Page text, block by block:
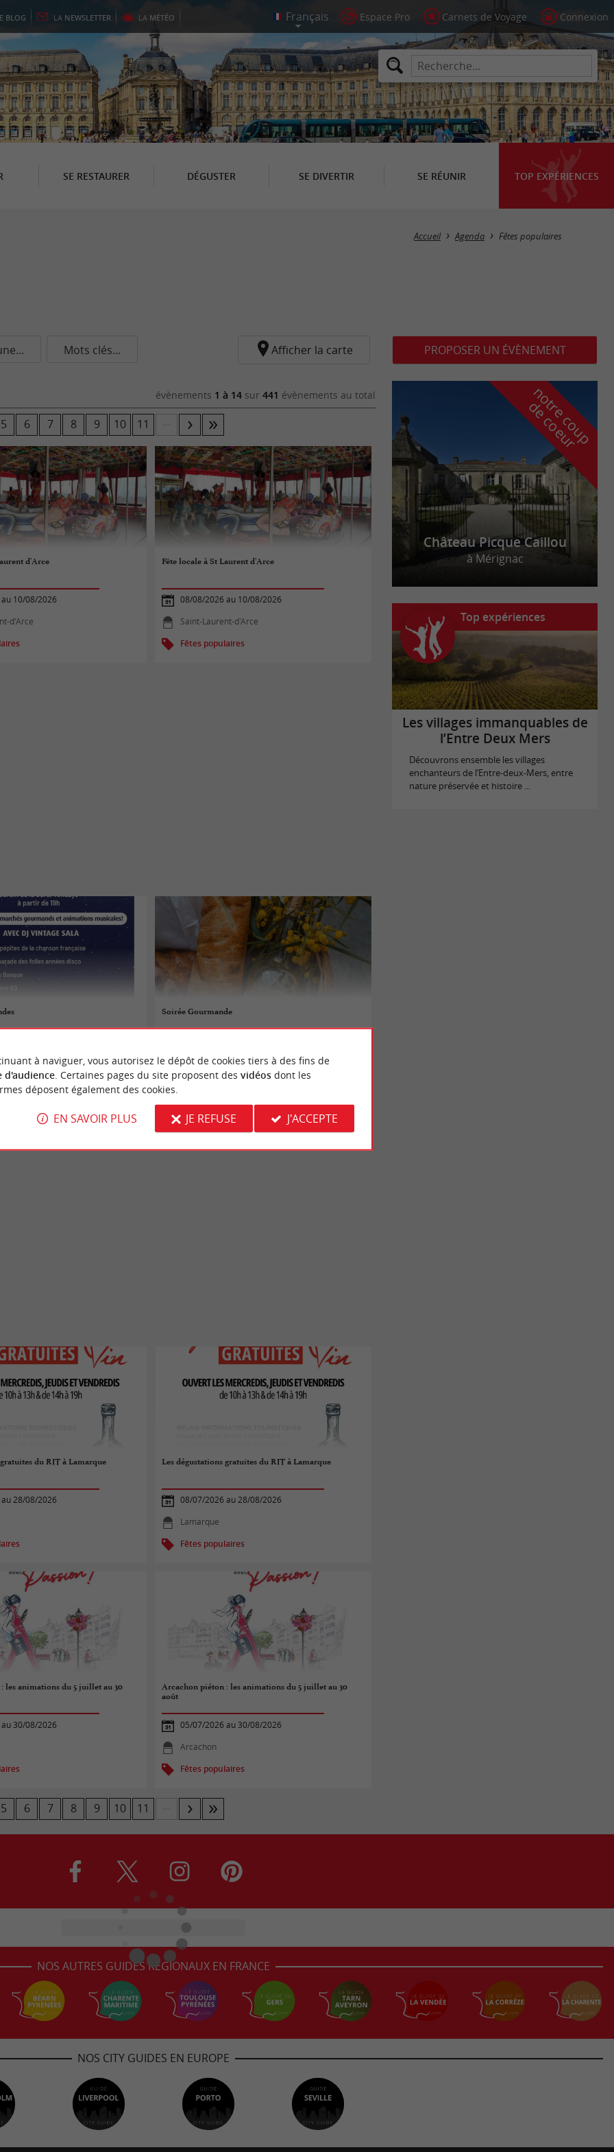
BLOG LA NEWSLETTER LA MÉTÉO Espace Pro Carnets de Voyage Connexion
SE RESTAURER DÉGUSTER SE DIVERTIR SE RÉUNIR TOP EXPÉRIENCES
Masquer la carte
Accueil Agenda Fêtes populaires
Mots clés... Afficher la carte
évènements 1 à 14 sur 441 évènements au total
5 6 7 8 9 10 11
d'Arce
10/08/2026
d'Arce
Fête locale à St Laurent d'Arce
08/08/2026 au 10/08/2026
Saint-Laurent-d'Arce
Fêtes populaires
Soirée Gourmande
Vendays-Montalivet
du RIT à Lamarque
28/08/2026
Les dégustations gratuites du RIT à Lamarque
08/07/2026 au 28/08/2026
Lamarque
Fêtes populaires
les animations du 5 juillet au 30
30/08/2026
Arcachon piéton : les animations du 5 juillet au 30
août
05/07/2026 au 30/08/2026
Arcachon
Fêtes populaires
5 6 7 8 9 10 11
PROPOSER UN ÉVÈNEMENT
n
o
t
r
e
c
o
u
p
d
e
c
o
e
u
r
Château Picque Caillou
à Mérignac
Top expériences
Les villages immanquables de
l’Entre Deux Mers
Découvrons ensemble les villages
enchanteurs de l’Entre-deux-Mers, entre
nature préservée et histoire ...
NOS AUTRES GUIDES RÉGIONAUX EN FRANCE
NOS CITY GUIDES EN EUROPE
à naviguer, vous autorisez le dépôt de cookies tiers à des fins de
d'audience. Certaines pages du site proposent des vidéosdont les
déposent également des cookies.
EN SAVOIR PLUS JE REFUSE J'ACCEPTE